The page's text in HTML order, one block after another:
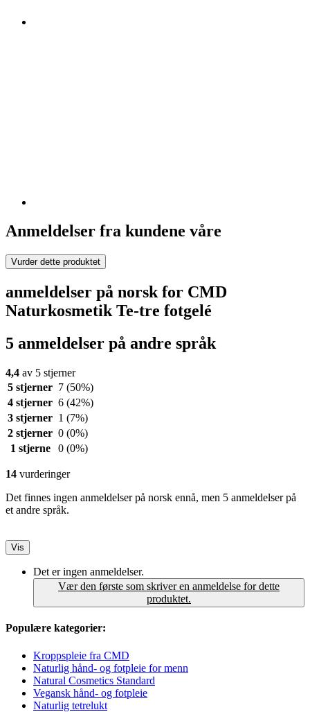
Anmeldelser fra kundene våre
Vurder dette produktet
anmeldelser på norsk for CMD
Naturkosmetik Te-tre fotgelé
5 anmeldelser på andre språk
4,4 av 5 stjerner
5 stjerner 7 (50%)
4 stjerner 6 (42%)
3 stjerner 1 (7%)
2 stjerner 0 (0%)
1 stjerne
0 (0%)
14 vurderinger
Det finnes ingen anmeldelser på norsk ennå, men 5 anmeldelser på
et andre språk.
Vis
Det er ingen anmeldelser.
Vær den første som skriver en anmeldelse for dette
produktet.
Populære kategorier:
Kroppspleie fra CMD
Naturlig hånd- og fotpleie for menn
Natural Cosmetics Standard
Vegansk hånd- og fotpleie
Naturlig tetrelukt